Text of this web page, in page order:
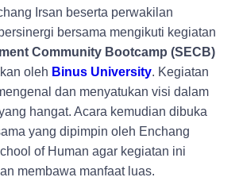
Irsan beserta perwakilan
bersama mengikuti kegiatan
Community Bootcamp (SECB)
oleh Binus University. Kegiatan
dan menyatukan visi dalam
hangat. Acara kemudian dibuka
yang dipimpin oleh Enchang
of Human agar kegiatan ini
membawa manfaat luas.